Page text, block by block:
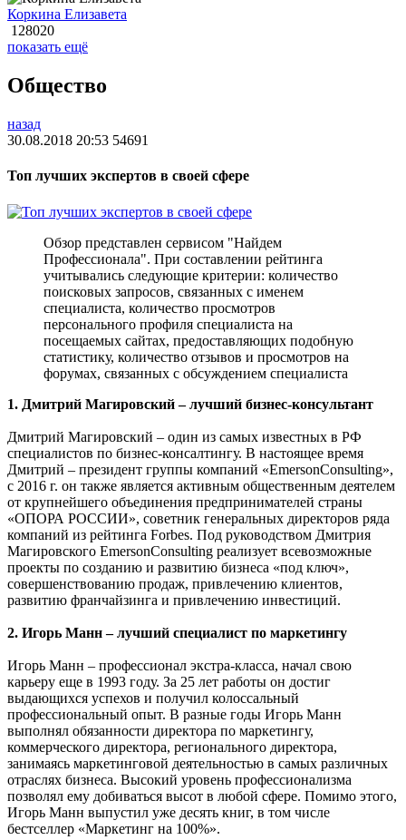
Коркина Елизавета
128020
показать ещё
Общество
назад
30.08.2018 20:53 54691
Топ лучших экспертов в своей сфере
Обзор представлен сервисом "Найдем
Профессионала". При составлении рейтинга
учитывались следующие критерии: количество
поисковых запросов, связанных с именем
специалиста, количество просмотров
персонального профиля специалиста на
посещаемых сайтах, предоставляющих подобную
статистику, количество отзывов и просмотров на
форумах, связанных с обсуждением специалиста
1. Дмитрий Магировский – лучший бизнес-консультант
Дмитрий Магировский – один из самых известных в РФ
специалистов по бизнес-консалтингу. В настоящее время
Дмитрий – президент группы компаний «EmersonConsulting»,
с 2016 г. он также является активным общественным деятелем
от крупнейшего объединения предпринимателей страны
«ОПОРА РОССИИ», советник генеральных директоров ряда
компаний из рейтинга Forbes. Под руководством Дмитрия
Магировского EmersonConsulting реализует всевозможные
проекты по созданию и развитию бизнеса «под ключ»,
совершенствованию продаж, привлечению клиентов,
развитию франчайзинга и привлечению инвестиций.
2. Игорь Манн – лучший специалист по маркетингу
Игорь Манн – профессионал экстра-класса, начал свою
карьеру еще в 1993 году. За 25 лет работы он достиг
выдающихся успехов и получил колоссальный
профессиональный опыт. В разные годы Игорь Манн
выполнял обязанности директора по маркетингу,
коммерческого директора, регионального директора,
занимаясь маркетинговой деятельностью в самых различных
отраслях бизнеса. Высокий уровень профессионализма
позволял ему добиваться высот в любой сфере. Помимо этого,
Игорь Манн выпустил уже десять книг, в том числе
бестселлер «Маркетинг на 100%».